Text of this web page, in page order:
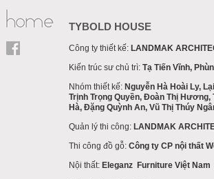
TYBOLD HOUSE
Công ty thiết kế: LANDMAK
Kiến trúc sư chủ trì: Tạ Tiến Vĩnh,
Nhóm thiết kế: Nguyễn Hà Hoài Ly,
Trịnh Trọng Quyền, Đoàn Thị
Hà, Đặng Quỳnh An, Vũ Thị Thúy
Quản lý thi công: LANDMAK
Thi công đồ gỗ: Công ty CP nội thất
Nội thất: Eleganz Furniture Việt Nam